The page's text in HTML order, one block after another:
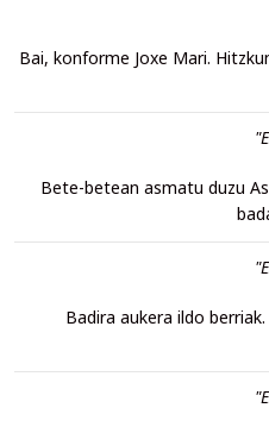
Bai, konforme Joxe Mari.
Bete-betean asmatu duzu
Badira aukera ildo